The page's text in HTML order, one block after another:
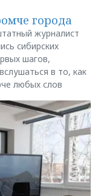
города
журналист
сибирских
шагов,
в то, как
любых слов